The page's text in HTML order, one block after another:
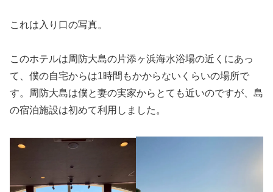
これは入り口の写真。
このホテルは周防大島の片添ヶ浜海水浴場の近くにあっ
て、僕の自宅からは1時間もかからないくらいの場所で
す。周防大島は僕と妻の実家からとても近いのですが、島
の宿泊施設は初めて利用しました。